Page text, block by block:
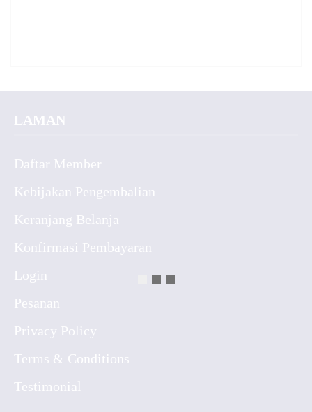
LAMAN
Daftar Member
Kebijakan Pengembalian
Keranjang Belanja
Konfirmasi Pembayaran
Login
Pesanan
Privacy Policy
Terms & Conditions
Testimonial